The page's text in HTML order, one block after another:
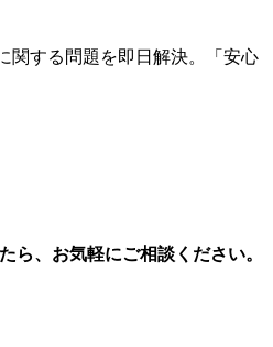
関する問題を即日解決。「安心
ら、お気軽にご相談ください。